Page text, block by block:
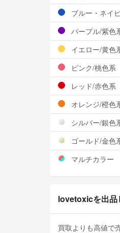
ブルー・ネイ
パープル/紫色
イエロー/黄色
ピンク/桃色系
レッド/赤色系
オレンジ/橙色
シルバー/銀色
ゴールド/金色
マルチカラー
lovetoxicを出品
買取よりも高値で